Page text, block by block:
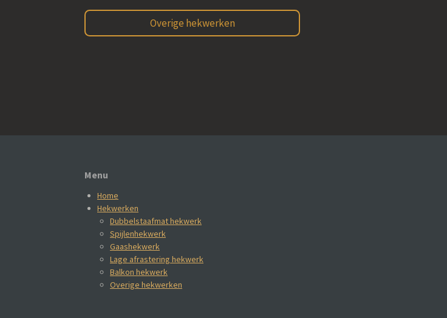
Overige hekwerken
Menu
Home
Hekwerken
Dubbelstaafmat hekwerk
Spijlenhekwerk
Gaashekwerk
Lage afrastering hekwerk
Balkon hekwerk
Overige hekwerken